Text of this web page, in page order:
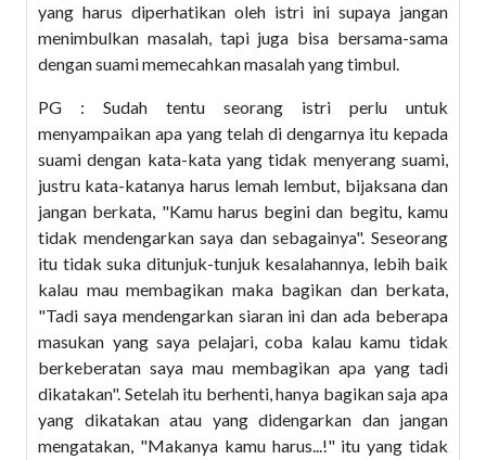
yang harus diperhatikan oleh istri ini supaya jangan
menimbulkan masalah, tapi juga bisa bersama-sama
dengan suami memecahkan masalah yang timbul.
PG : Sudah tentu seorang istri perlu untuk
menyampaikan apa yang telah di dengarnya itu kepada
suami dengan kata-kata yang tidak menyerang suami,
justru kata-katanya harus lemah lembut, bijaksana dan
jangan berkata, "Kamu harus begini dan begitu, kamu
tidak mendengarkan saya dan sebagainya". Seseorang
itu tidak suka ditunjuk-tunjuk kesalahannya, lebih baik
kalau mau membagikan maka bagikan dan berkata,
"Tadi saya mendengarkan siaran ini dan ada beberapa
masukan yang saya pelajari, coba kalau kamu tidak
berkeberatan saya mau membagikan apa yang tadi
dikatakan". Setelah itu berhenti, hanya bagikan saja apa
yang dikatakan atau yang didengarkan dan jangan
mengatakan, "Makanya kamu harus...!" itu yang tidak